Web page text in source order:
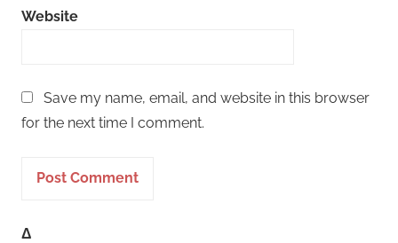
Website
Save my name, email, and website in this browser
for the next time I comment.
Δ